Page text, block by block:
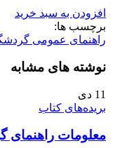
افزودن به سبد خرید
برچسب ها:
راهنمای عمومی
نوشته های مشابه
11 دی
بریده‌های کتاب
معلومات